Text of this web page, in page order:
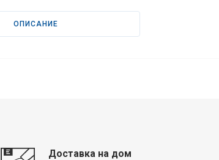
ОПИСАНИЕ
Доставка на дом